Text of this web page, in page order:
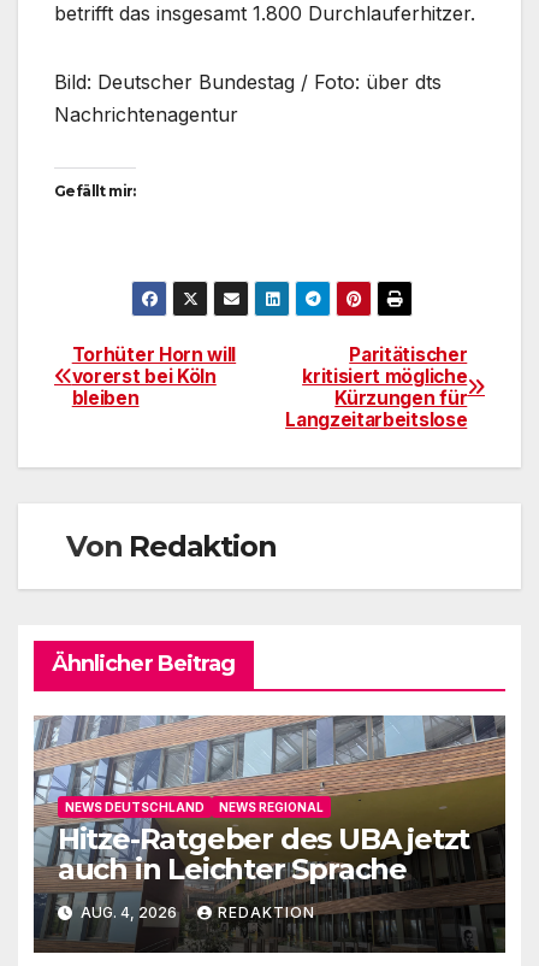
betrifft das insgesamt 1.800 Durchlauferhitzer.
Bild: Deutscher Bundestag / Foto: über dts
Nachrichtenagentur
Gefällt mir:
BeitragsnavigationParitätischer
kritisiert mögliche
Kürzungen für
Langzeitarbeitslose
Torhüter Horn will
vorerst bei Köln
bleiben
Von Redaktion
Ähnlicher Beitrag
NEWS DEUTSCHLAND NEWS REGIONAL
Hitze-Ratgeber des UBA jetzt
auch in Leichter Sprache
AUG. 4, 2026 REDAKTION